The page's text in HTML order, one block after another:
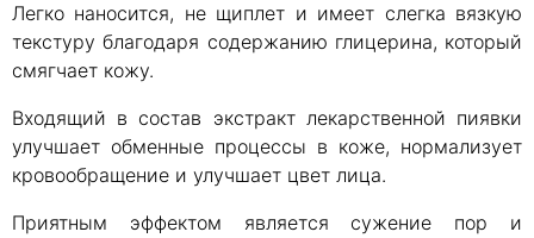
Легко наносится, не щиплет и имеет слегка вязкую
текстуру благодаря содержанию глицерина, который
смягчает кожу.
Входящий в состав экстракт лекарственной пиявки
улучшает обменные процессы в коже, нормализует
кровообращение и улучшает цвет лица.
Приятным эффектом является сужение пор и